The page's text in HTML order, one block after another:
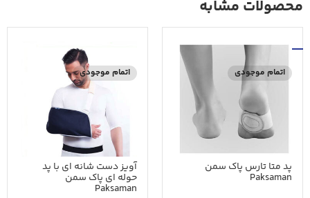
محصولات مشابه
اتمام موجودی
پد متا تارس پاک سمن
Paksaman
اتمام موجودی
آویز دست شانه ای با پد
حوله ای پاک سمن
Paksaman